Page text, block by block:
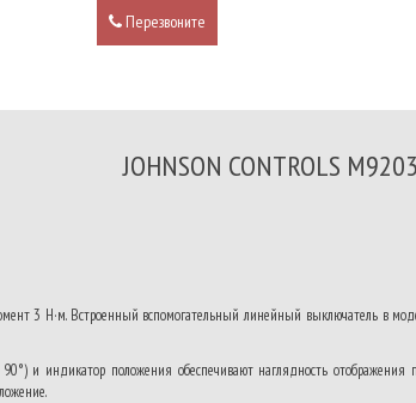
Перезвоните
JOHNSON CONTROLS
3 Н·м. Встроенный вспомогательный линейный выключатель в
и индикатор положения обеспечивают наглядность отображения